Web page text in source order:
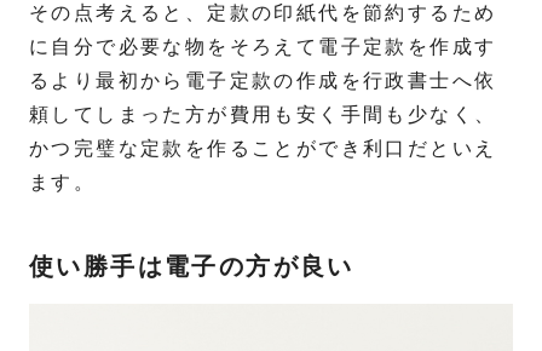
その点考えると、定款の印紙代を節約するため
に自分で必要な物をそろえて電子定款を作成す
るより最初から電子定款の作成を行政書士へ依
頼してしまった方が費用も安く手間も少なく、
かつ完璧な定款を作ることができ利口だといえ
ます。
使い勝手は電子の方が良い